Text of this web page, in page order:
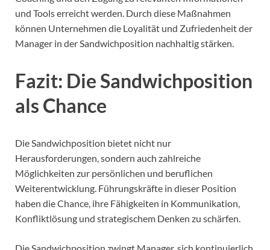
und Tools erreicht werden. Durch diese Maßnahmen
können Unternehmen die Loyalität und Zufriedenheit der
Manager in der Sandwichposition nachhaltig stärken.
Fazit: Die Sandwichposition
als Chance
Die Sandwichposition bietet nicht nur
Herausforderungen, sondern auch zahlreiche
Möglichkeiten zur persönlichen und beruflichen
Weiterentwicklung. Führungskräfte in dieser Position
haben die Chance, ihre Fähigkeiten in Kommunikation,
Konfliktlösung und strategischem Denken zu schärfen.